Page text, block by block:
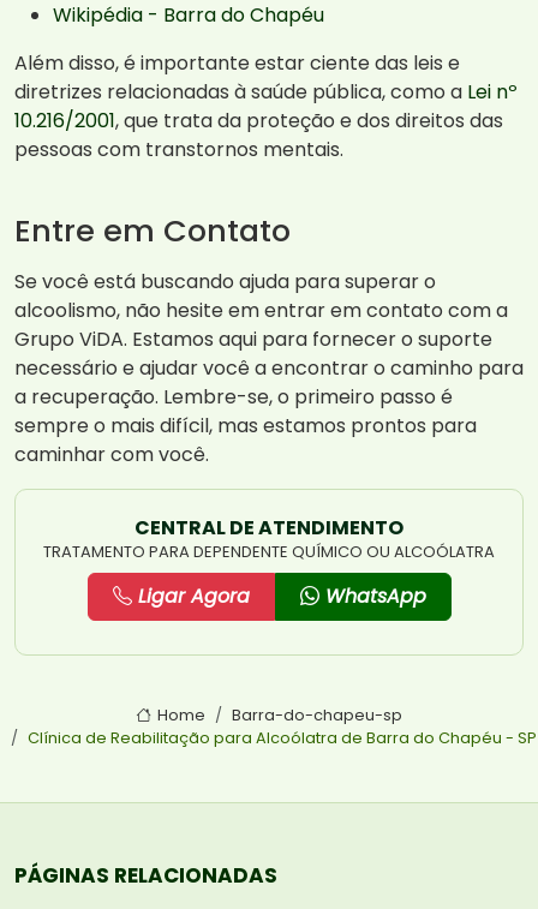
Wikipédia - Barra do Chapéu
Além disso, é importante estar ciente das leis e
diretrizes relacionadas à saúde pública, como a Lei nº
10.216/2001, que trata da proteção e dos direitos das
pessoas com transtornos mentais.
Entre em Contato
Se você está buscando ajuda para superar o
alcoolismo, não hesite em entrar em contato com a
Grupo ViDA. Estamos aqui para fornecer o suporte
necessário e ajudar você a encontrar o caminho para
a recuperação. Lembre-se, o primeiro passo é
sempre o mais difícil, mas estamos prontos para
caminhar com você.
CENTRAL DE ATENDIMENTO
TRATAMENTO PARA DEPENDENTE QUÍMICO OU ALCOÓLATRA
Ligar Agora WhatsApp
Home
Barra-do-chapeu-sp
Clínica de Reabilitação para Alcoólatra de Barra do Chapéu - SP
PÁGINAS RELACIONADAS